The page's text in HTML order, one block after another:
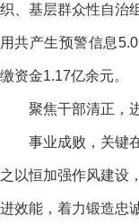
织、基层群众性自治
用共产生预警信息
缴资金1.17亿余元。
聚焦干部清正，
事业成败，关键在
之以恒加强作风建设
进效能，着力锻造忠